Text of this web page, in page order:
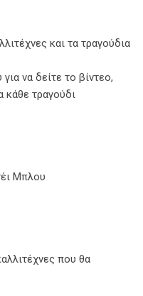
και τα τραγούδια
να δείτε το βίντεο,
κάθε τραγούδι
Μπλου
που θα